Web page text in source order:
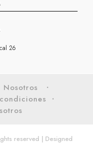
26
Nosotros
・
・
reserved | Designed